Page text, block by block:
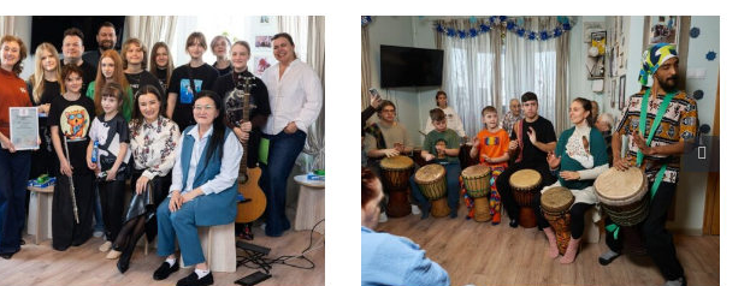
Концерт коллектива «Кот
с гитарой»
Предновогодний концерт
в пансионате